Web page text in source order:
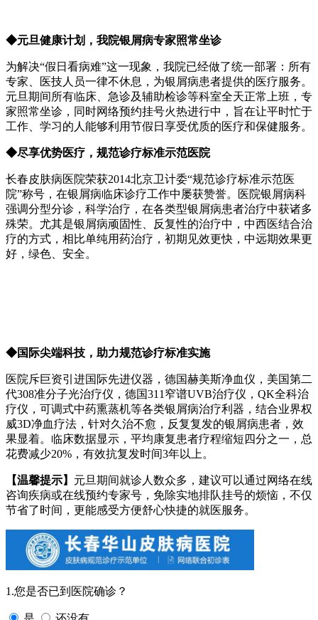
◆元旦健康计划，我院银屑病专家照常坐诊
为解决“假日看病难”这一现象，我院已经做了统一部署：所有
专家、医技人员一律不休息，为银屑病患者提供的医疗服务。
元旦期间所有临床、急诊及辅助检诊等科室全天正常上班，专
家照常坐诊，同时网络预约挂号火热进行中，旨在让平时忙于
工作、学习的人能够利用节假日享受优质的医疗和保健服务。
◆尽享优势医疗，规范诊疗标准示范医院
长春皮肤病医院荣获2014北京卫计委“规范诊疗标准示范医
院”称号，在银屑病临床诊疗工作中屡获赞誉。医院银屑病科
强调分型分诊，科学治疗，在各类型银屑病患者治疗中获诸多
殊荣。尤其是银屑病顽固性、反复性的治疗中，中西医结合治
疗的方式，相比单纯用药治疗，初期见效更快，中远期效果更
好，绿色、安全。
◆国际尖端科技，助力规范诊疗标准实施
医院斥巨资引进国际先进仪器，德国赫美斯净血仪，美国第二
代308准分子光治疗仪，德国311窄谱UVB治疗仪，QK全科治
疗仪，可调式中药熏蒸机等各类银屑病治疗利器，结合业界权
威3D净血疗法，针对久治不愈，反复复发的银屑病患者，效
果显着。临床数据显示，平均康复患者疗程缩短四分之一，总
花费减少20%，有效抗复发时间3年以上。
【温馨提示】 元旦期间就诊人数众多，建议可以通过网络在线
咨询疾病或在线预约专家号，免除实地排队挂号的烦恼，不仅
节省了时间，更能感受方便舒心快捷的就医服务。
1.您是否已到医院确诊？